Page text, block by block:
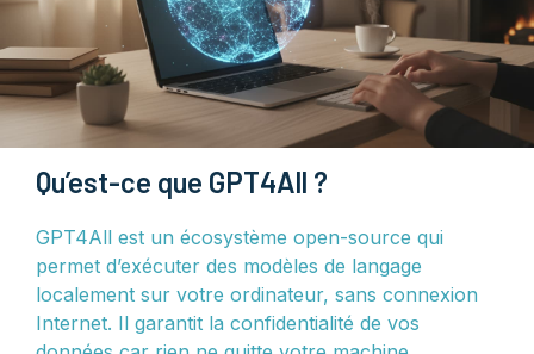
Qu’est-ce que GPT4All ?
GPT4All est un écosystème open-source qui
permet d’exécuter des modèles de langage
localement sur votre ordinateur, sans connexion
Internet. Il garantit la confidentialité de vos